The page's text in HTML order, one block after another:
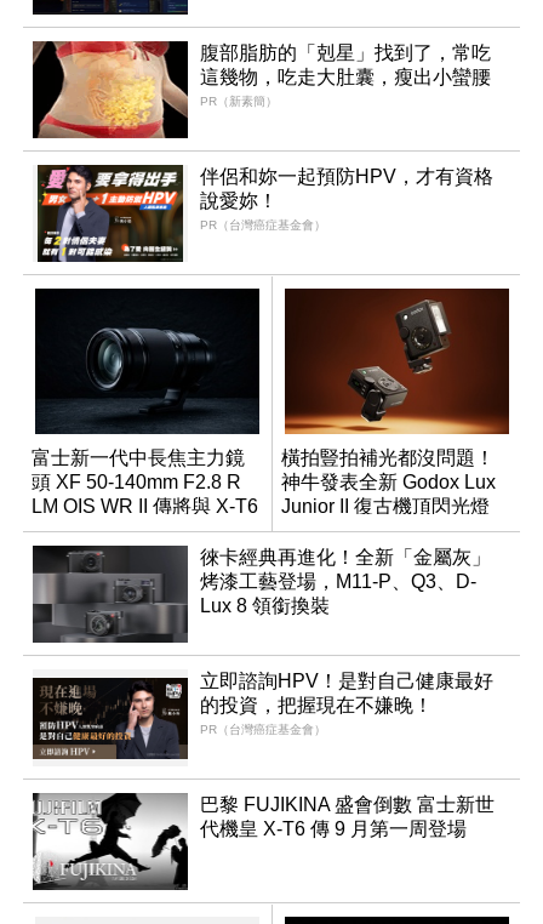
腹部脂肪的「剋星」找到了，常吃
這幾物，吃走大肚囊，瘦出小蠻腰
PR（新素簡）
伴侶和妳一起預防HPV，才有資格
說愛妳！
PR（台灣癌症基金會）
富士新一代中長焦主力鏡
頭 XF 50-140mm F2.8 R
LM OIS WR II 傳將與 X-T6
同步亮相
橫拍豎拍補光都沒問題！
神牛發表全新 Godox Lux
Junior II 復古機頂閃光燈
徠卡經典再進化！全新「金屬灰」
烤漆工藝登場，M11-P、Q3、D-
Lux 8 領銜換裝
立即諮詢HPV！是對自己健康最好
的投資，把握現在不嫌晚！
PR（台灣癌症基金會）
巴黎 FUJIKINA 盛會倒數 富士新世
代機皇 X-T6 傳 9 月第一周登場